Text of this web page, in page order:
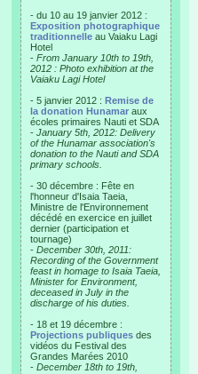
- du 10 au 19 janvier 2012 :
Exposition photographique
traditionnelle au Vaiaku Lagi
Hotel
- From January 10th to 19th,
2012 : Photo exhibition at the
Vaiaku Lagi Hotel
- 5 janvier 2012 : Remise de
la donation Hunamar aux
écoles primaires Nauti et SDA
- January 5th, 2012: Delivery
of the Hunamar association's
donation to the Nauti and SDA
primary schools.
- 30 décembre : Fête en
l'honneur d'Isaia Taeia,
Ministre de l'Environnement
décédé en exercice en juillet
dernier (participation et
tournage)
- December 30th, 2011:
Recording of the Government
feast in homage to Isaia Taeia,
Minister for Environment,
deceased in July in the
discharge of his duties.
- 18 et 19 décembre :
Projections publiques des
vidéos du Festival des
Grandes Marées 2010
- December 18th to 19th,